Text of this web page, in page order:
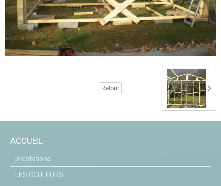
Retour
ACCUEIL
prestations
LES COULEURS